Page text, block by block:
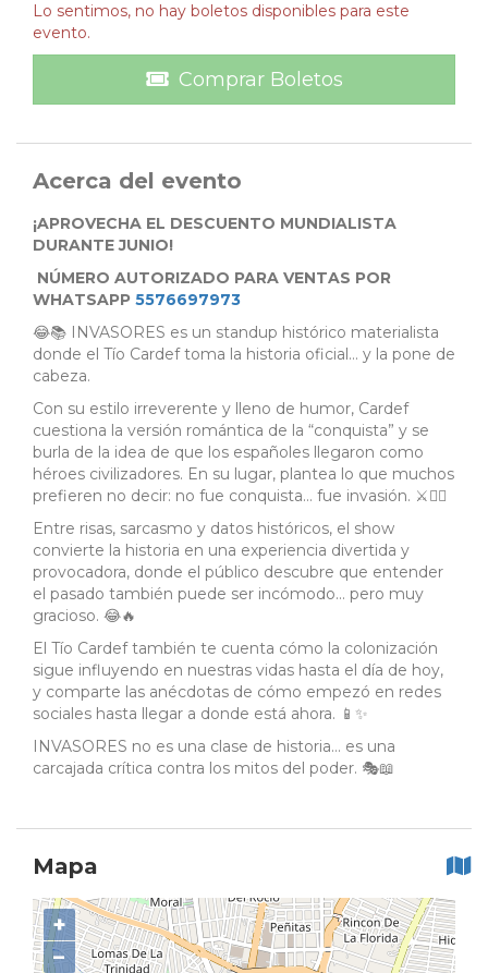
Lo sentimos, no hay boletos disponibles para este
evento.
Comprar Boletos
Acerca del evento
¡APROVECHA EL DESCUENTO MUNDIALISTA
DURANTE JUNIO!
NÚMERO AUTORIZADO PARA VENTAS POR
WHATSAPP 5576697973
😂📚 INVASORES es un standup histórico materialista
donde el Tío Cardef toma la historia oficial… y la pone de
cabeza.
Con su estilo irreverente y lleno de humor, Cardef
cuestiona la versión romántica de la “conquista” y se
burla de la idea de que los españoles llegaron como
héroes civilizadores. En su lugar, plantea lo que muchos
prefieren no decir: no fue conquista… fue invasión. ⚔️🏴‍☠️
Entre risas, sarcasmo y datos históricos, el show
convierte la historia en una experiencia divertida y
provocadora, donde el público descubre que entender
el pasado también puede ser incómodo… pero muy
gracioso. 😂🔥
El Tío Cardef también te cuenta cómo la colonización
sigue influyendo en nuestras vidas hasta el día de hoy,
y comparte las anécdotas de cómo empezó en redes
sociales hasta llegar a donde está ahora. 📱✨
INVASORES no es una clase de historia… es una
carcajada crítica contra los mitos del poder. 🎭📖
Mapa
+
−